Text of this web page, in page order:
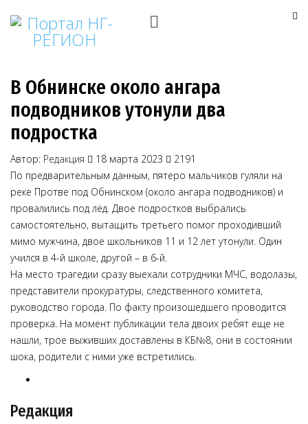
В Обнинске около ангара
подводников утонули два
подростка
Автор: Редакция 18 марта 2023
2191
По предварительным данным, пятеро мальчиков гуляли на
реке Протве под Обнинском (около ангара подводников) и
провалились под лёд. Двое подростков выбрались
самостоятельно, вытащить третьего помог проходивший
мимо мужчина, двое школьников 11 и 12 лет утонули. Один
учился в 4-й школе, другой – в 6-й.
На место трагедии сразу выехали сотрудники МЧС, водолазы,
представители прокуратуры, следственного комитета,
руководство города. По факту произошедшего проводится
проверка. На момент публикации тела двоих ребят еще не
нашли, трое выживших доставлены в КБ№8, они в состоянии
шока, родители с ними уже встретились.
Редакция